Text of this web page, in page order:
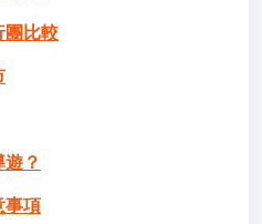
團比較
？
事項